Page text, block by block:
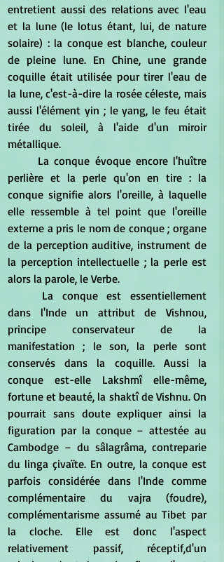
entretient aussi des relations avec l'eau
et la lune (le lotus étant, lui, de nature
solaire) : la conque est blanche, couleur
de pleine lune. En Chine, une grande
coquille était utilisée pour tirer l'eau de
la lune, c'est-à-dire la rosée céleste, mais
aussi l'élément yin ; le yang, le feu était
tirée du soleil, à l'aide d'un miroir
métallique.
perlière et la perle qu'on en tire : la
conque signifie alors l'oreille, à laquelle
elle ressemble à tel point que l'oreille
externe a pris le nom de conque ; organe
de la perception auditive, instrument de
la perception intellectuelle ; la perle est
alors la parole, le Verbe.
dans l'Inde un attribut de Vishnou,
principe conservateur de la
manifestation ; le son, la perle sont
conservés dans la coquille. Aussi la
conque est-elle Lakshmî elle-même,
fortune et beauté, la shaktî de Vishnu. On
pourrait sans doute expliquer ainsi la
figuration par la conque – attestée au
Cambodge – du sâlagrâma, contreparie
du linga çivaïte. En outre, la conque est
parfois considérée dans l'Inde comme
complémentaire du vajra (foudre),
complémentarisme assumé au Tibet par
la cloche. Elle est donc l'aspect
relativement passif, réceptif,d'un